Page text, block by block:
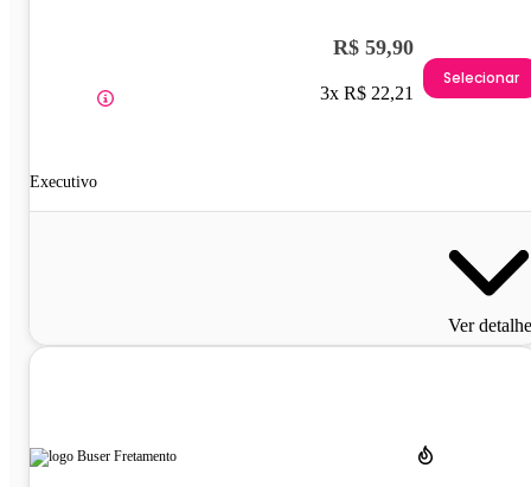
Executivo
R$ 59,90
3x R$ 22,21
Selecionar
Ver